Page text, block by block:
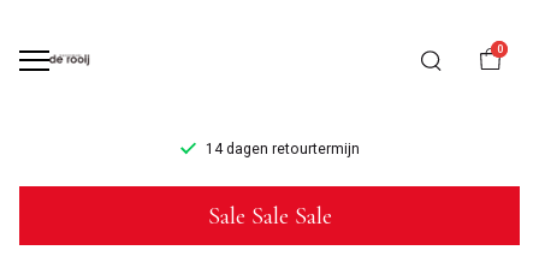
0
14 dagen retourtermijn
Muts
Sale Sale Sale